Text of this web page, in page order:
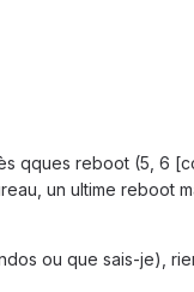
qques reboot (5, 6
un ultime reboot
ou que sais-je),